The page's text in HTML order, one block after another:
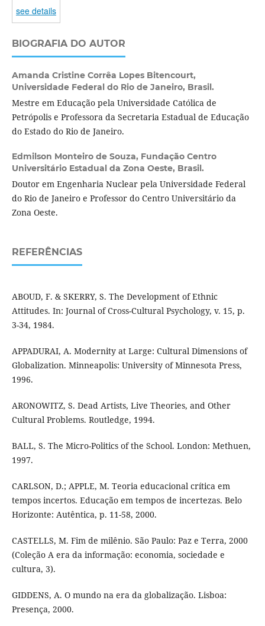
see details
BIOGRAFIA DO AUTOR
Amanda Cristine Corrêa Lopes Bitencourt,
Universidade Federal do Rio de Janeiro, Brasil.
Mestre em Educação pela Universidade Católica de
Petrópolis e Professora da Secretaria Estadual de Educação
do Estado do Rio de Janeiro.
Edmilson Monteiro de Souza, Fundação Centro
Universitário Estadual da Zona Oeste, Brasil.
Doutor em Engenharia Nuclear pela Universidade Federal
do Rio de Janeiro e Professor do Centro Universitário da
Zona Oeste.
REFERÊNCIAS
ABOUD, F. & SKERRY, S. The Development of Ethnic
Attitudes. In: Journal of Cross-Cultural Psychology, v. 15, p.
3-34, 1984.
APPADURAI, A. Modernity at Large: Cultural Dimensions of
Globalization. Minneapolis: University of Minnesota Press,
1996.
ARONOWITZ, S. Dead Artists, Live Theories, and Other
Cultural Problems. Routledge, 1994.
BALL, S. The Micro-Politics of the School. London: Methuen,
1997.
CARLSON, D.; APPLE, M. Teoria educacional crítica em
tempos incertos. Educação em tempos de incertezas. Belo
Horizonte: Autêntica, p. 11-58, 2000.
CASTELLS, M. Fim de milênio. São Paulo: Paz e Terra, 2000
(Coleção A era da informação: economia, sociedade e
cultura, 3).
GIDDENS, A. O mundo na era da globalização. Lisboa:
Presença, 2000.